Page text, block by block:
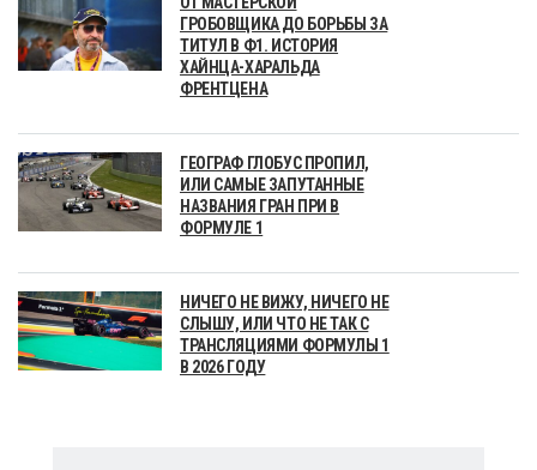
ГРОБОВЩИКА ДО БОРЬБЫ ЗА
ТИТУЛ В Ф1. ИСТОРИЯ
ХАЙНЦА-ХАРАЛЬДА
ФРЕНТЦЕНА
ГЕОГРАФ ГЛОБУС ПРОПИЛ,
ИЛИ САМЫЕ ЗАПУТАННЫЕ
НАЗВАНИЯ ГРАН ПРИ В
ФОРМУЛЕ 1
НИЧЕГО НЕ ВИЖУ, НИЧЕГО НЕ
СЛЫШУ, ИЛИ ЧТО НЕ ТАК С
ТРАНСЛЯЦИЯМИ ФОРМУЛЫ 1
В 2026 ГОДУ